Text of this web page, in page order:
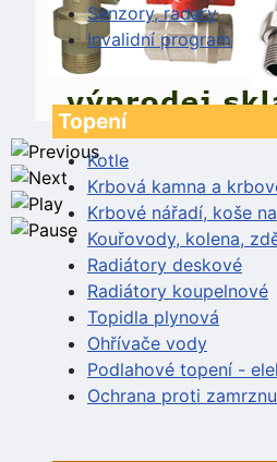
Senzory, radary
Invalidní program
Topení
Kotle
Krbová kamna a
Krbové nářadí, koše
Kouřovody, kolena,
Radiátory deskové
Radiátory koupelnové
Topidla plynová
Ohřívače vody
Podlahové topení -
Ochrana proti